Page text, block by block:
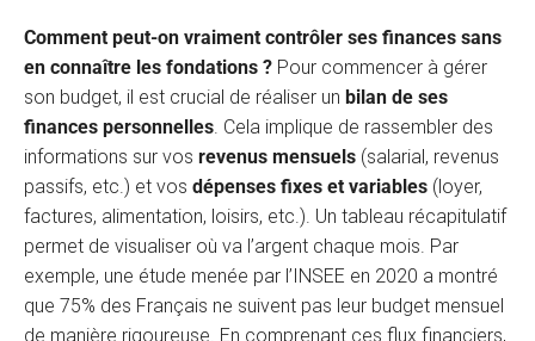
Comment peut-on vraiment contrôler ses finances sans
en connaître les fondations ? Pour commencer à gérer
son budget, il est crucial de réaliser un bilan de ses
finances personnelles. Cela implique de rassembler des
informations sur vos revenus mensuels (salarial, revenus
passifs, etc.) et vos dépenses fixes et variables (loyer,
factures, alimentation, loisirs, etc.). Un tableau récapitulatif
permet de visualiser où va l’argent chaque mois. Par
exemple, une étude menée par l’INSEE en 2020 a montré
que 75% des Français ne suivent pas leur budget mensuel
de manière rigoureuse. En comprenant ces flux financiers,